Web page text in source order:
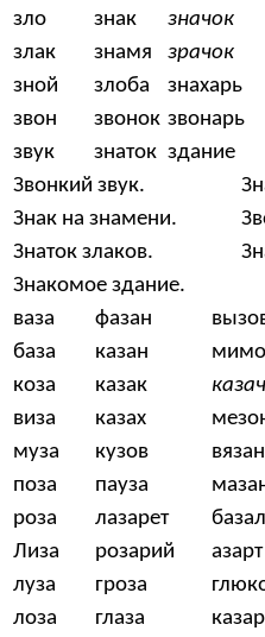
зло
знак значок
злак
знамя зрачок
зной
злоба знахарь
звон
звонок звонарь
звук
знаток здание
Звонкий звук.
Знак на знамени.
Знаток злаков.
Знакомое здание.
ваза
фазан
база
казан
коза
казак
виза
казах
муза
кузов
поза
пауза
роза
лазарет
Лиза
розарий азарт
луза
гроза
лоза
глаза